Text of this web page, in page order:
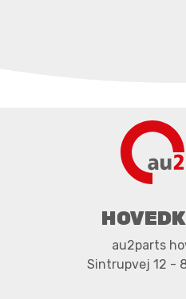
au2parts
Sintrupvej 12 -